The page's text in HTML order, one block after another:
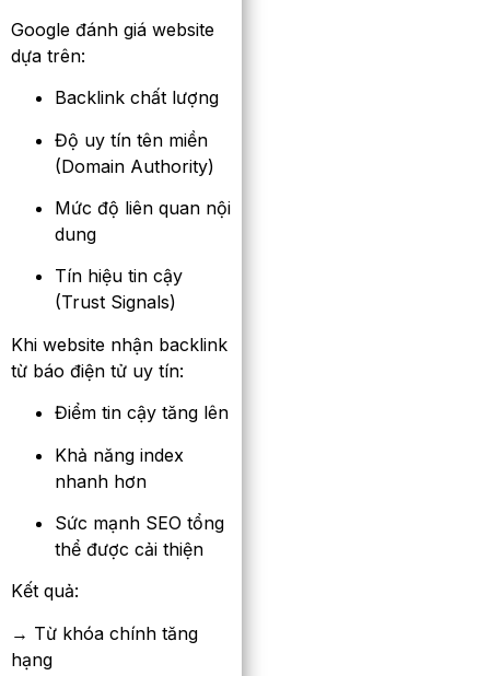
Google đánh giá website
dựa trên:
Backlink chất lượng
Độ uy tín tên miền
(Domain Authority)
Mức độ liên quan nội
dung
Tín hiệu tin cậy
(Trust Signals)
Khi website nhận backlink
từ báo điện tử uy tín:
Điểm tin cậy tăng lên
Khả năng index
nhanh hơn
Sức mạnh SEO tổng
thể được cải thiện
Kết quả:
→ Từ khóa chính tăng
hạng